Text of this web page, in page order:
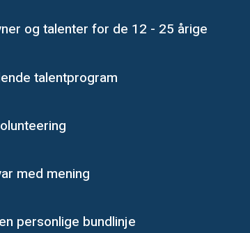
og talenter for de 12 - 25 årige
talentprogram
med mening​
personlige bundlinje​